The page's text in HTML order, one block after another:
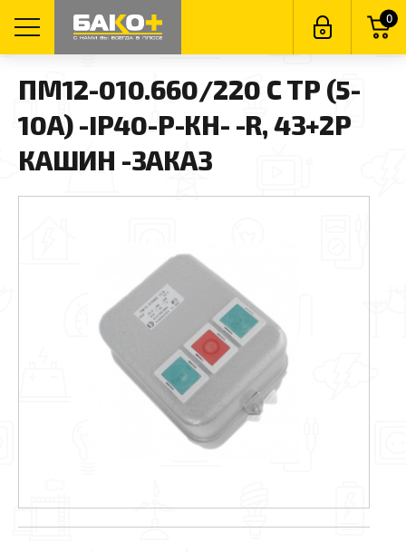
0
ПМ12-010.660/220 С ТР (5-
10А) -IP40-Р-КН- -R, 4З+2Р
КАШИН -ЗАКАЗ